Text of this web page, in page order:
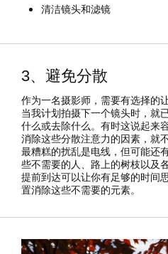
清洁镜头和滤镜
3、避免分散
作为一名摄影师，需要有选择的
当我计划拍摄下一个镜头时，就
什么或去除什么。有时这说起来
消除这些分散注意力的因素，就
最糟糕的扰乱是电线，但可能还
些不需要的人、路上的树枝以及
提前到达可以让你有足够的时间
置消除这些不需要的元素。